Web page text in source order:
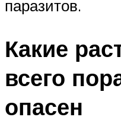
паразитов.
Какие
всего
опасен